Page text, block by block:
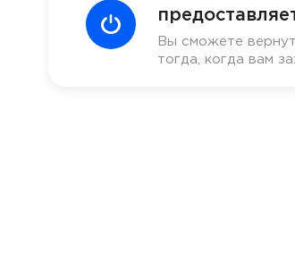
Вы сможете
тогда, когда вам